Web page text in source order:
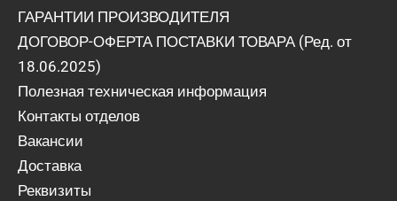
ГАРАНТИИ ПРОИЗВОДИТЕЛЯ
ДОГОВОР-ОФЕРТА ПОСТАВКИ ТОВАРА (Ред. от
18.06.2025)
Полезная техническая информация
Контакты отделов
Вакансии
Доставка
Реквизиты